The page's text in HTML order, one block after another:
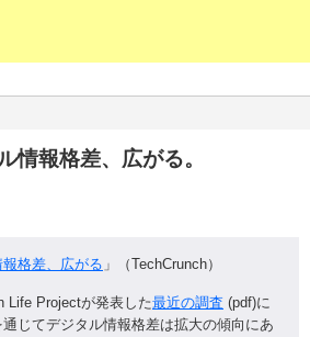
情報格差、広がる。
格差、広がる 」（TechCrunch）
Life Projectが発表した最近の調査 (pdf)に
通じてデジタル情報格差は拡大の傾向にあ